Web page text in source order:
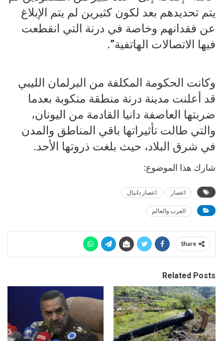
يتم تحديدهم بعد لكون كثيرين لم يتم الإبلاغ
عن فقدانهم وخاصة في درنة التي انقطعت
فيها الاتصالات الهاتفية”.
وكانت الحكومة المكلفة من البرلمان الليبي
قد أعلنت مدينة درنة منطقة منكوبة بعدما
ضربتها العاصفة دانيا القادمة من اليونان،
والتي طالت تأثيراتها باقي المناطق والمدن
في شرق البلاد، حيث بلغت ذروتها الأحد.
شارك هذا الموضوع:
اعصار اعصار دانيال
العرب والعالم
Share
Related Posts